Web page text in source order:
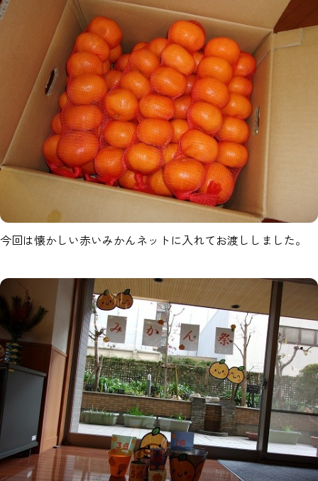
今回は懐かしい赤いみかんネットに入れてお渡ししました。